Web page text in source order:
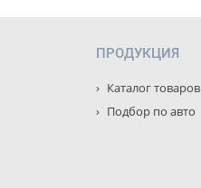
ПРОДУКЦИЯ
Каталог товаров
Подбор по авто